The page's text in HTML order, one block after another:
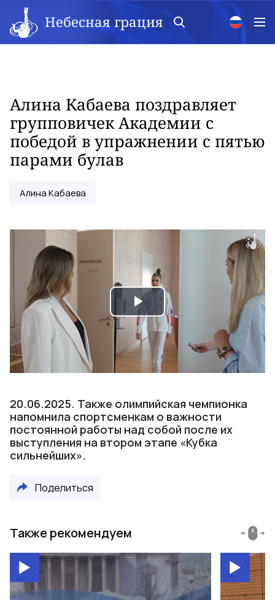
Небесная грация
Алина Кабаева поздравляет
групповичек Академии с
победой в упражнении с пятью
парами булав
Алина Кабаева
Play
Video
20.06.2025. Также олимпийская чемпионка
напомнила спортсменкам о важности
постоянной работы над собой после их
выступления на втором этапе «Кубка
сильнейших».
Поделиться
Также рекомендуем